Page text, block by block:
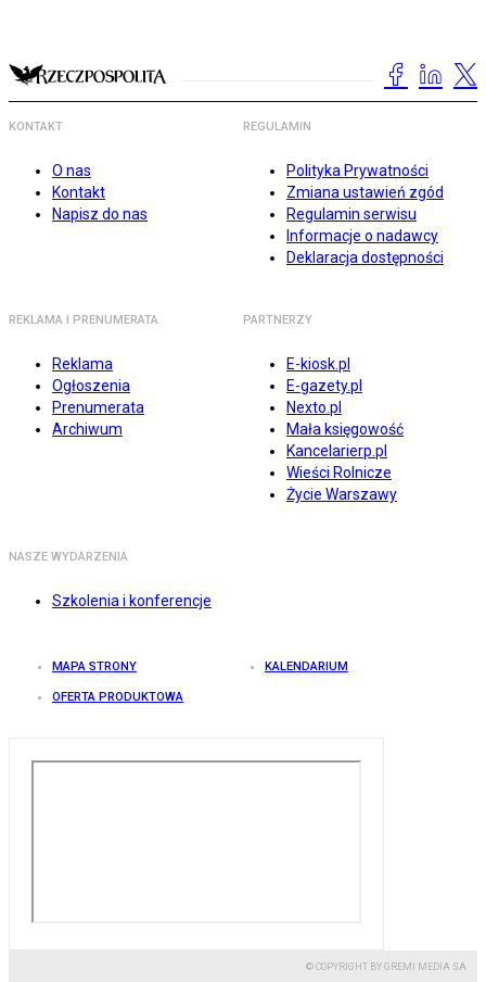
KONTAKT
O nas
Kontakt
Napisz do nas
REGULAMIN
Polityka Prywatności
Zmiana ustawień zgód
Regulamin serwisu
Informacje o nadawcy
Deklaracja dostępności
REKLAMA I PRENUMERATA
Reklama
Ogłoszenia
Prenumerata
Archiwum
PARTNERZY
E-kiosk.pl
E-gazety.pl
Nexto.pl
Mała księgowość
Kancelarierp.pl
Wieści Rolnicze
Życie Warszawy
NASZE WYDARZENIA
Szkolenia i konferencje
MAPA STRONY KALENDARIUM
OFERTA PRODUKTOWA
© COPYRIGHT BY GREMI MEDIA SA